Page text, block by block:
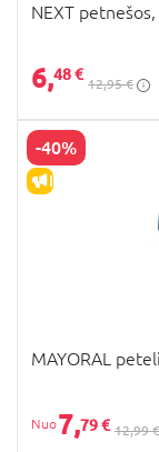
NEXT
6,48 €
12,95 €
-40%
IŠPARDAVIMAS
MAYORAL
7,79 € 12,99 €